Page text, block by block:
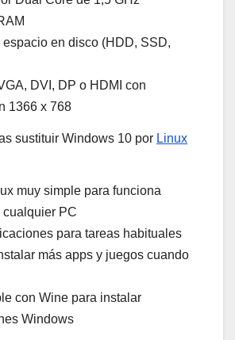
espacio en disco (HDD, SSD,
DVI, DP o HDMI con
1366 x 768
sustituir Windows 10 por Linux
muy simple para funciona
cualquier PC
para tareas habituales
más apps y juegos cuando
con Wine para instalar
Windows